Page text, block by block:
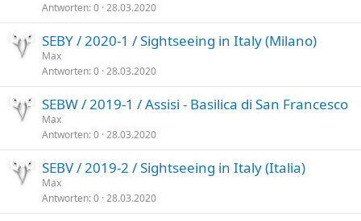
Antworten 0 28.03.2020
SEBY / 2020-1 / Sightseeing in Italy (Milano)
Max
Antworten 0 28.03.2020
SEBW / 2019-1 / Assisi - Basilica di San Francesco
Max
Antworten 0 28.03.2020
SEBV / 2019-2 / Sightseeing in Italy (Italia)
Max
Antworten 0 28.03.2020